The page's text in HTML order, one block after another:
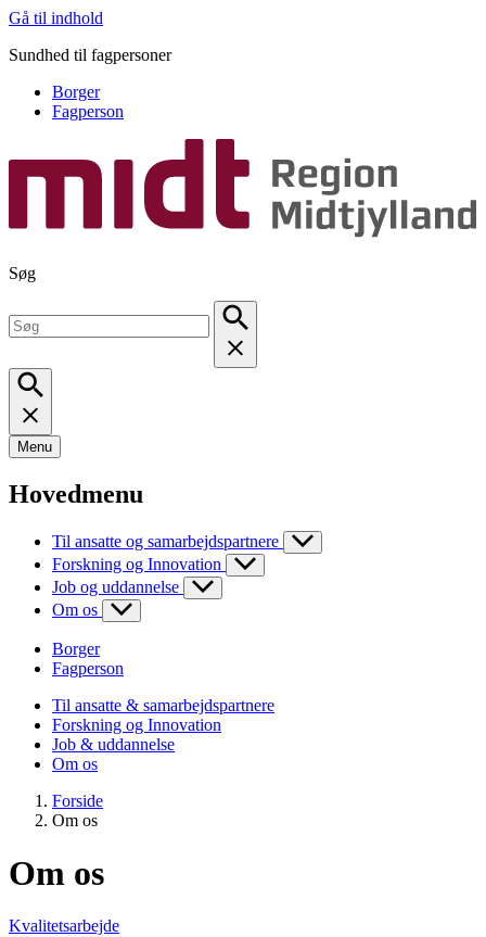
Gå til indhold
Sundhed til fagpersoner
Borger
Fagperson
Søg
Menu
Hovedmenu
Til ansatte og samarbejdspartnere
Forskning og Innovation
Job og uddannelse
Om os
Borger
Fagperson
Til ansatte & samarbejdspartnere
Forskning og Innovation
Job & uddannelse
Om os
Forside
Om os
Om os
Kvalitetsarbejde